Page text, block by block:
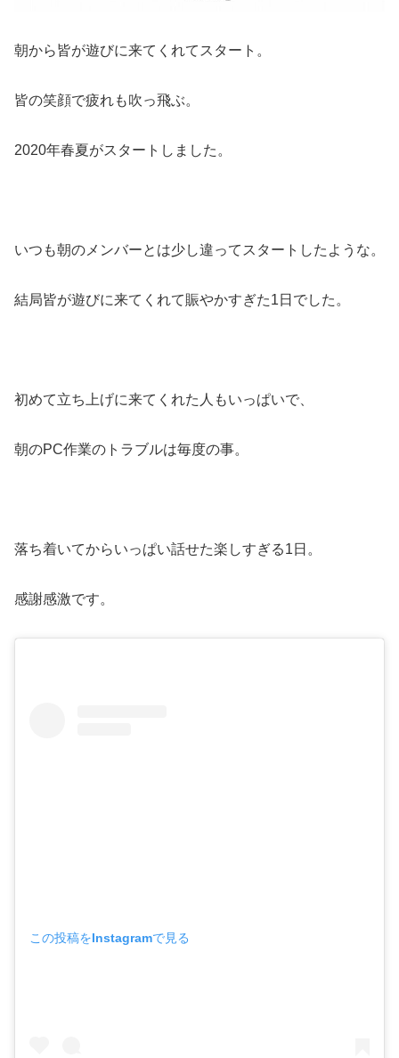
朝から皆が遊びに来てくれてスタート。
皆の笑顔で疲れも吹っ飛ぶ。
2020年春夏がスタートしました。
いつも朝のメンバーとは少し違ってスタートしたような。
結局皆が遊びに来てくれて賑やかすぎた1日でした。
初めて立ち上げに来てくれた人もいっぱいで、
朝のPC作業のトラブルは毎度の事。
落ち着いてからいっぱい話せた楽しすぎる1日。
感謝感激です。
この投稿をInstagramで見る